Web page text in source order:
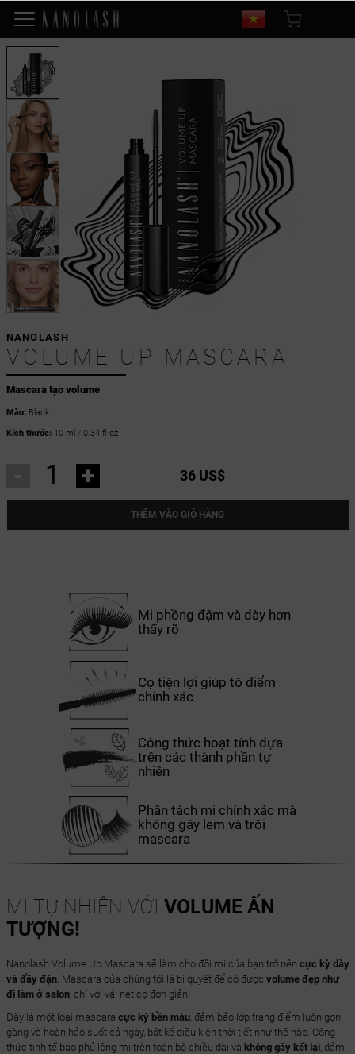
Mascara tạo volume
NANOLASH
VOLUME UP MASCARA
Màu: Black
Kích thước: 10 ml / 0.34 fl oz
+ 36 US$
THÊM VÀO GIỎ HÀNG
Mi phồng đậm và dày hơn
thấy rõ
Cọ tiện lợi giúp tô điểm
chính xác
Công thức hoạt tính dựa
trên các thành phần tự
nhiên
Phân tách mi chính xác mà
không gây lem và trôi
mascara
MI TỰ NHIÊN VỚI VOLUME ẤN
TƯỢNG!
Nanolash Volume Up Mascara sẽ làm cho đôi mi của bạn trở nên cực kỳ dày
và đầy đặn. Mascara của chúng tôi là bí quyết để có được volume đẹp như
đi làm ở salon, chỉ với vài nét cọ đơn giản.
Đây là một loại mascara cực kỳ bền màu, đảm bảo lớp trang điểm luôn gọn
gàng và hoàn hảo suốt cả ngày, bất kể điều kiện thời tiết như thế nào. Công
thức tinh tế bao phủ lông mi trên toàn bộ chiều dài và không gây kết lại, đảm